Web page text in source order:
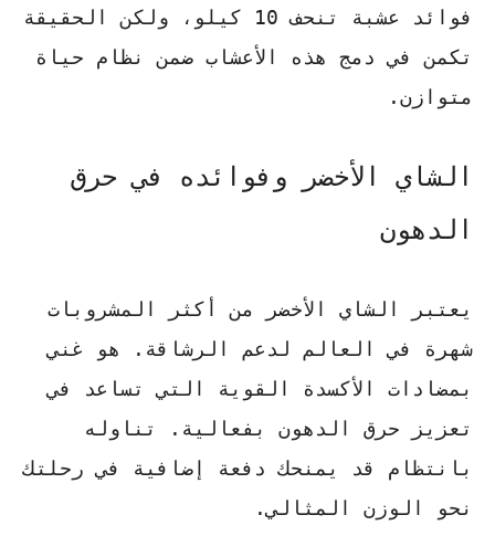
فوائد عشبة تنحف 10 كيلو
، ولكن الحقيقة
تكمن في دمج هذه الأعشاب ضمن نظام حياة
متوازن.
الشاي الأخضر وفوائده في حرق
الدهون
يعتبر الشاي الأخضر من أكثر المشروبات
شهرة في العالم لدعم الرشاقة. هو غني
بمضادات الأكسدة القوية التي تساعد في
تعزيز حرق الدهون بفعالية. تناوله
بانتظام قد يمنحك دفعة إضافية في رحلتك
نحو الوزن المثالي.